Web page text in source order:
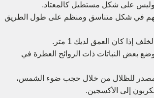
وليس على شكل مستطيل كالمعتاد.
المزهرة وترتيبهم في شكل متناسق ومنظم على طول الطريق
إذا كان العمق لديك 1 متر.
بعض النباتات ذات الروائح العطرة في
كمصدر للظلال من خلال حجب ضوء الشمس،
إلى الأكسجين.